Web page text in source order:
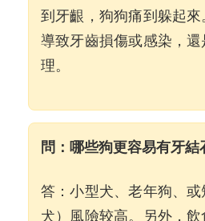
到牙齦，狗狗痛到躲起
導致牙齒損傷或感染，
理。
問：哪些狗更容易有牙結
答：小型犬、老年狗、
犬）風險较高。另外，